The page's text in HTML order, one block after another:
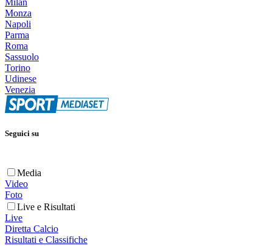
Monza
Napoli
Parma
Roma
Sassuolo
Torino
Udinese
Venezia
Seguici su
Media
Video
Foto
Live e Risultati
Live
Diretta Calcio
Risultati e Classifiche